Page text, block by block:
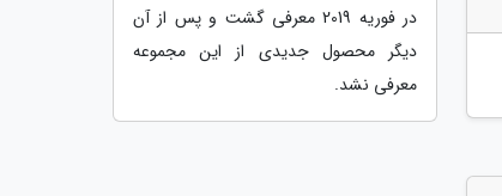
در فوریه 2019 معرفی گشت و پس از آن
دیگر محصول جدیدی از این مجموعه
معرفی نشد.